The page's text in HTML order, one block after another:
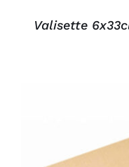
Valisette